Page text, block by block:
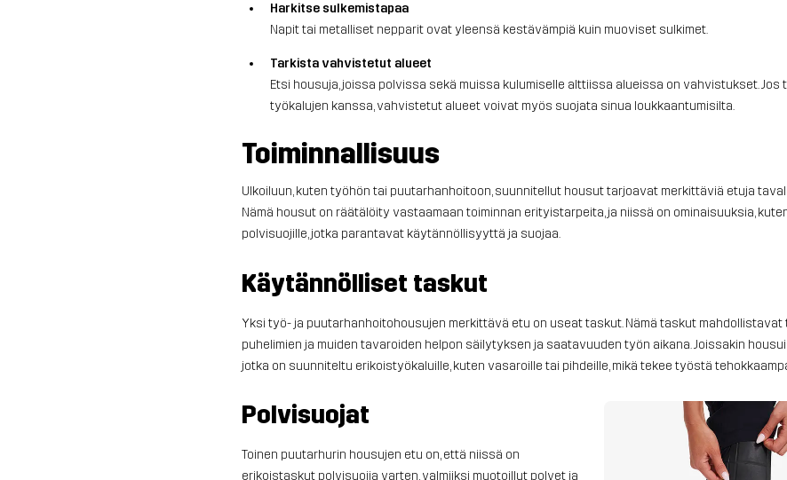
Harkitse sulkemistapaa
Napit tai metalliset nepparit ovat yleensä kestävämpiä kuin muoviset sulkimet.
Tarkista vahvistetut alueet
Etsi housuja, joissa polvissa sekä muissa kulumiselle alttiissa alueissa on vahvistukset.
työkalujen kanssa, vahvistetut alueet voivat myös suojata sinua loukkaantumisilta.
Toiminnallisuus
Ulkoiluun, kuten työhön tai puutarhanhoitoon, suunnitellut housut tarjoavat merkittäviä etuja
Nämä housut on räätälöity vastaamaan toiminnan erityistarpeita, ja niissä on ominaisuuksia,
polvisuojille, jotka parantavat käytännöllisyyttä ja suojaa.
Käytännölliset taskut
Yksi työ- ja puutarhanhoitohousujen merkittävä etu on useat taskut. Nämä taskut mahdollistavat
puhelimien ja muiden tavaroiden helpon säilytyksen ja saatavuuden työn aikana. Joissakin
jotka on suunniteltu erikoistyökaluille, kuten vasaroille tai pihdeille, mikä tekee työstä
Polvisuojat
Toinen puutarhurin housujen etu on, että niissä on
erikoistaskut polvisuojia varten, valmiiksi muotoillut polvet ja